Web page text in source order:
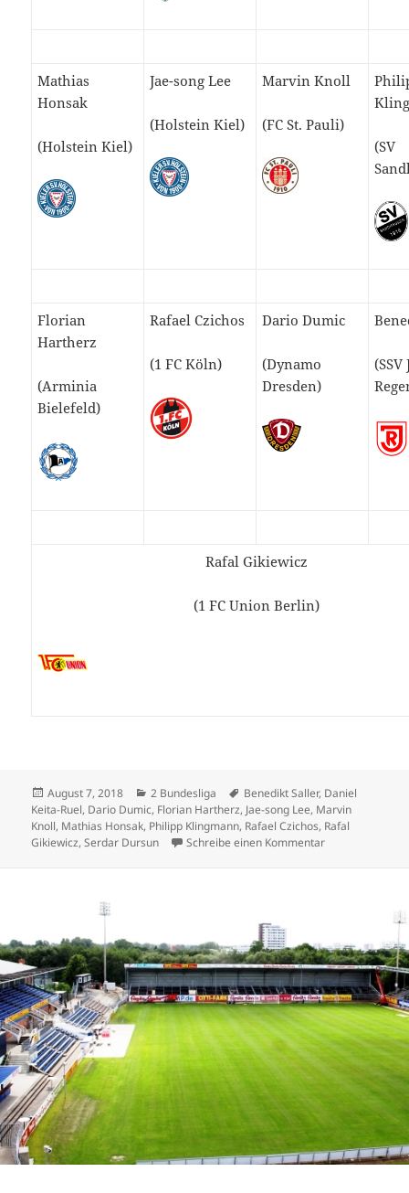
Mathias
Honsak
(Holstein Kiel)
Jae-song Lee
(Holstein Kiel)
Marvin Knoll
(FC St. Pauli)
(SV
Florian
Hartherz
(Arminia
Bielefeld)
Rafael Czichos
(1 FC Köln)
Dario Dumic
(Dynamo
Dresden)
(SSV
Rafal Gikiewicz
(1 FC Union Berlin)
Veröffentlicht
am
August 7, 2018 Kategorien
2 Bundesliga Schlagwörter
Benedikt Saller, Daniel
Keita-Ruel, Dario Dumic, Florian Hartherz, Jae-song Lee, Marvin
Knoll, Mathias Honsak, Philipp Klingmann, Rafael Czichos, Rafal
Gikiewicz,Serdar Dursun Schreibe einen Kommentarzu 2